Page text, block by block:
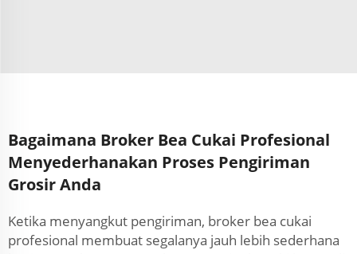
Bagaimana Broker Bea Cukai Profesional
Menyederhanakan Proses Pengiriman
Grosir Anda
Ketika menyangkut pengiriman, broker bea cukai
profesional membuat segalanya jauh lebih sederhana